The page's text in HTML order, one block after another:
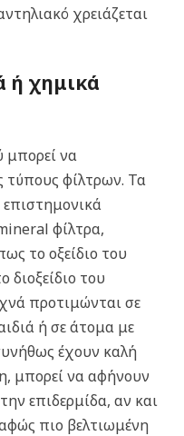
χρειάζεται
ή χημικά
μπορεί να
τύπους φίλτρων. Τα
φίλτρα,
το οξείδιο του
διοξείδιο του
προτιμώνται σε
ή σε άτομα με
έχουν καλή
μπορεί να αφήνουν
επιδερμίδα, αν και
πιο βελτιωμένη